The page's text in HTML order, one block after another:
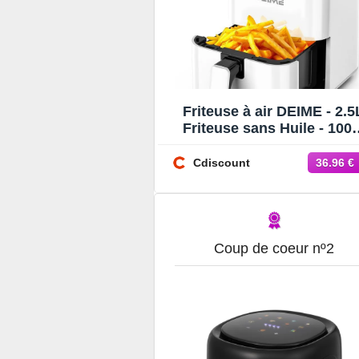
Friteuse à air DEIME -
Friteuse sans Huile -
Temps Réglable
Cdiscount 36.96 €
Coup de coeur nº2